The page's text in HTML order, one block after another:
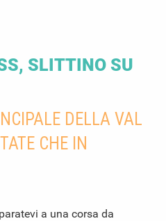
SLITTINO SU
DELLA VAL
CHE IN
a una corsa da